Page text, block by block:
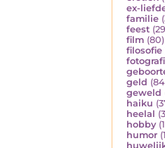
ex-
familie
feest
film (80)
filosofie
geld
geweld
haiku
heelal
hobby
humor